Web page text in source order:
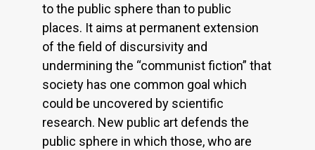
to the public sphere than to public
places. It aims at permanent extension
of the field of discursivity and
undermining the “communist fiction” that
society has one common goal which
could be uncovered by scientific
research. New public art defends the
public sphere in which those, who are